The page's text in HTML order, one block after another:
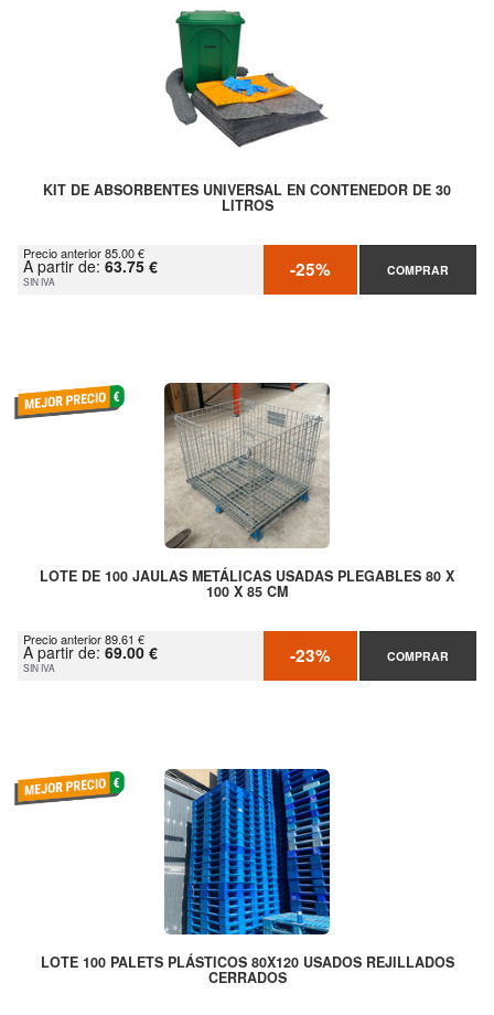
KIT DE ABSORBENTES UNIVERSAL EN CONTENEDOR DE 30
LITROS
Precio anterior 85.00 €
A partir de: 63.75 €
SIN IVA -25% COMPRAR
LOTE DE 100 JAULAS METÁLICAS USADAS PLEGABLES 80 X
100 X 85 CM
Precio anterior 89.61 €
A partir de: 69.00 €
SIN IVA -23% COMPRAR
LOTE 100 PALETS PLÁSTICOS 80X120 USADOS REJILLADOS
CERRADOS